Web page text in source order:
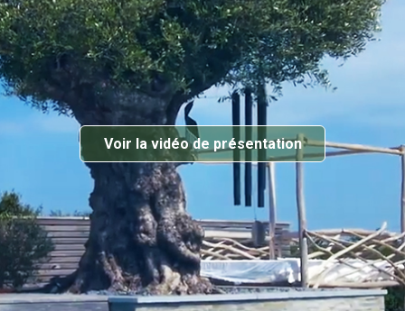
Voir la vidéo de présentation